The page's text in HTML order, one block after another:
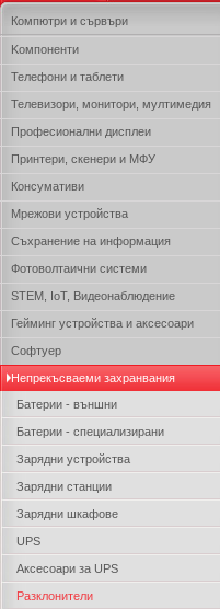
Компютри и сървъри
Kомпоненти
Телефони и таблети
Телевизори, монитори, мултимедия
Професионални дисплеи
Принтери, скенери и МФУ
Консумативи
Мрежови устройства
Съхранение на информация
Фотоволтаични системи
STEM, IoT, Видеонаблюдение
Гейминг устройства и аксесоари
Софтуер
Непрекъсваеми захранвания
Батерии - външни
Батерии - специализирани
Зарядни устройства
Зарядни станции
Зарядни шкафове
UPS
Аксесоари за UPS
Разклонители